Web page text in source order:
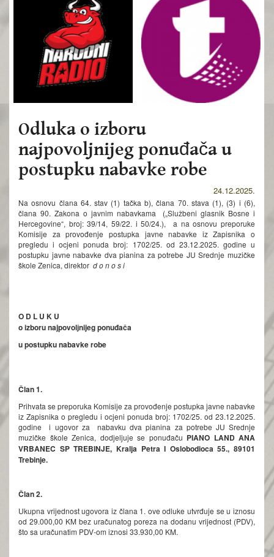
Odluka o izboru
najpovoljnijeg ponuđača u
postupku nabavke robe
24.12.2025.
Na osnovu člana 64. stav (1) tačka b), člana 70. stava (1), (3) i (6),
člana 90. Zakona o javnim nabavkama („Službeni glasnik Bosne i
Hercegovine“, broj: 39/14, 59/22. i 50/24.), a na osnovu preporuke
Komisije za provođenje postupka javne nabavke iz Zapisnika o
pregledu i ocjeni ponuda broj: 1702/25. od 23.12.2025. godine u
postupku javne nabavke dva pianina za potrebe JU Srednje muzičke
škole Zenica, direktor d o n o s i
O D L U K U
o izborunajpovolјnijegponuđača
u postupku nabavke robe
Član 1.
Prihvata se preporuka Komisije za provođenje postupka javne nabavke
iz Zapisnika o pregledu i ocjeni ponuda broj: 1702/25. od 23.12.2025.
godine i ugovor za nabavku dva pianina za potrebe JU Srednje
muzičke škole Zenica, dodjeljuje se ponuđaču PIANO LAND ANA
VRBANEC SP TREBINJE, Kralja Petra I Oslobodioca 55., 89101
Trebinje.
Član 2.
Ukupna vrijednost ugovora iz člana 1. ove odluke utvrđuje se u iznosu
od 29.000,00 KM bez uračunatog poreza na dodanu vrijednost (PDV),
što sa uračunatim PDV-om iznosi 33.930,00 KM.